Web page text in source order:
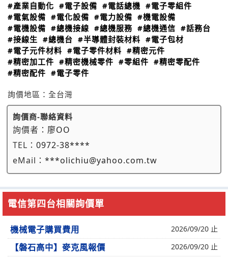
#產業自動化 #電子設備 #電話總機 #電子零組件
#電氣設備 #電化設備 #電力設備 #機電設備
#電機設備 #總機接線 #總機服務 #總機通信 #話務台
#接線生 #總機台 #半導體封裝材料 #電子包材
#電子元件材料 #電子零件材料 #精密元件
#精密加工件 #精密機械零件 #零組件 #精密零配件
#精密配件 #電子零件
詢價地區： 全台灣
詢價商-聯絡資料
詢價者： 廖OO
TEL： 0972-38****
eMail： ***olichiu@yahoo.com.tw
電信第四台相關詢價單
機械電子購買費用 2026/09/20 止
【磐石高中】麥克風報價 2026/09/20 止